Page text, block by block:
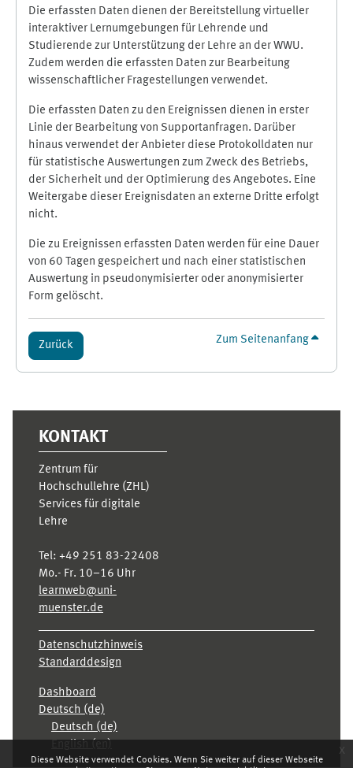
Diese Website verwendet Cookies. Wenn Sie weiter auf dieser Webseite
x
Die erfassten Daten dienen der Bereitstellung virtueller
interaktiver Lernumgebungen für Lehrende und
Studierende zur Unterstützung der Lehre an der WWU.
Zudem werden die erfassten Daten zur Bearbeitung
wissenschaftlicher Fragestellungen verwendet.
Die erfassten Daten zu den Ereignissen dienen in erster
Linie der Bearbeitung von Supportanfragen. Darüber
hinaus verwendet der Anbieter diese Protokolldaten nur
für statistische Auswertungen zum Zweck des Betriebs,
der Sicherheit und der Optimierung des Angebotes. Eine
Weitergabe dieser Ereignisdaten an externe Dritte erfolgt
nicht.
Die zu Ereignissen erfassten Daten werden für eine Dauer
von 60 Tagen gespeichert und nach einer statistischen
Auswertung in pseudonymisierter oder anonymisierter
Form gelöscht.
Zurück Zum Seitenanfang
KONTAKT
Zentrum für
Hochschullehre (ZHL)
Services für digitale
Lehre
Tel: +49 251 83-22408
Mo.- Fr. 10–16 Uhr
learnweb@uni-
muenster.de
Datenschutzhinweis
Standarddesign
Dashboard
Deutsch ‎(de)‎
Deutsch ‎(de)‎